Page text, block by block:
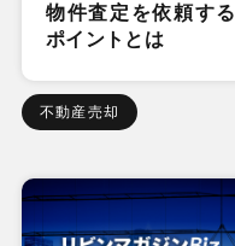
物件査定を依頼する
ポイントとは
不動産売却